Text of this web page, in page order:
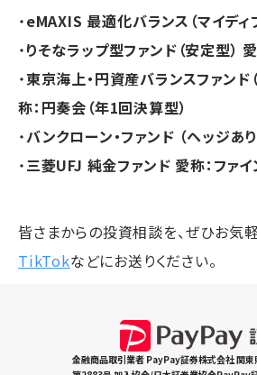
・eMAXIS 最適化バランス（マイディ
・りそなラップ型ファンド（安定型）
・東京海上・円資産バランスファンド
称：円奏会（年1回決算型）
・バンクローン・ファンド （ヘッジあ
・三菱UFJ 純金ファンド 愛称：ファ
皆さまからの投資相談を、ぜひお気
TikTokなどにお送りください。
金融商品取引業者 PayPay証券株式会社 関東